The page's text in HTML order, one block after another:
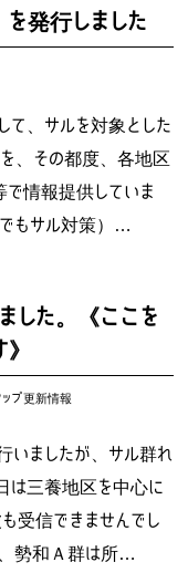
発行しました
て、サルを対象とした
、その都度、各地区
で情報提供していま
もサル対策）…
した。《ここを
ップ更新情報
ましたが、サル群れ
は三養地区を中心に
受信できませんでし
勢和Ａ群は所…